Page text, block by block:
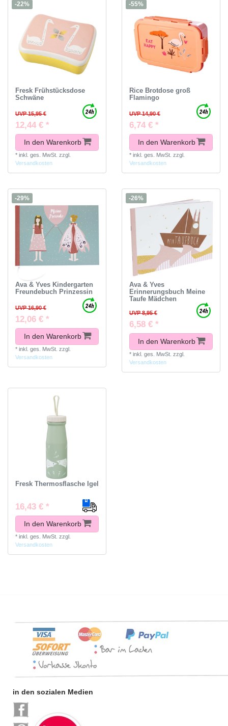
-22%
Fresk Frühstücksdose
Schwäne
UVP 15,95 €
12,44 € *
In den Warenkorb
* inkl. ges. MwSt. zzgl.
Versandkosten
-55%
Rice Brotdose groß
Flamingo
UVP 14,90 €
6,74 € *
In den Warenkorb
* inkl. ges. MwSt. zzgl.
Versandkosten
-29%
Ava & Yves Kindergarten
Freundebuch Prinzessin
UVP 16,90 €
12,06 € *
In den Warenkorb
* inkl. ges. MwSt. zzgl.
Versandkosten
-26%
Ava & Yves
Erinnerungsbuch Meine
Taufe Mädchen
UVP 8,95 €
6,58 € *
In den Warenkorb
* inkl. ges. MwSt. zzgl.
Versandkosten
Fresk Thermosflasche Igel
16,43 € *
In den Warenkorb
* inkl. ges. MwSt. zzgl.
Versandkosten
in den sozialen Medien